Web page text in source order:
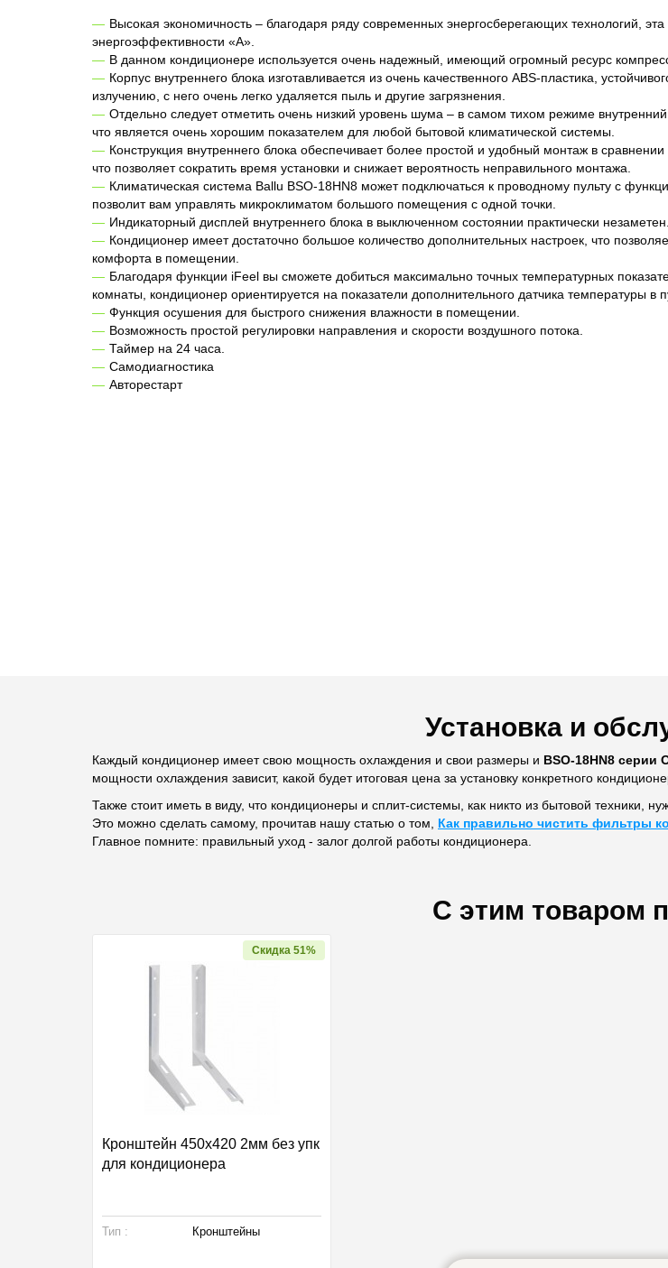
Высокая экономичность – благодаря ряду современных энергосберегающих технологий,
энергоэффективности «А».
В данном кондиционере используется очень надежный, имеющий огромный ресурс
Корпус внутреннего блока изготавливается из очень качественного ABS-пластика,
излучению, с него очень легко удаляется пыль и другие загрязнения.
Отдельно следует отметить очень низкий уровень шума – в самом тихом режиме внутренний
что является очень хорошим показателем для любой бытовой климатической системы.
Конструкция внутреннего блока обеспечивает более простой и удобный монтаж в
что позволяет сократить время установки и снижает вероятность неправильного монтажа.
Климатическая система Ballu BSO-18HN8 может подключаться к проводному пульту с
позволит вам управлять микроклиматом большого помещения с одной точки.
Индикаторный дисплей внутреннего блока в выключенном состоянии практически незаметен.
Кондиционер имеет достаточно большое количество дополнительных настроек, что
комфорта в помещении.
Благодаря функции iFeel вы сможете добиться максимально точных температурных
комнаты, кондиционер ориентируется на показатели дополнительного датчика температуры в
Функция осушения для быстрого снижения влажности в помещении.
Возможность простой регулировки направления и скорости воздушного потока.
Таймер на 24 часа.
Самодиагностика
Авторестарт
Установка и
Каждый кондиционер имеет свою мощность охлаждения и свои размеры и BSO-18HN8 серии
мощности охлаждения зависит, какой будет итоговая цена за установку конкретного
Также стоит иметь в виду, что кондиционеры и сплит-системы, как никто из бытовой техники,
Это можно сделать самому, прочитав нашу статью о том, Как правильно чистить фильтры
Главное помните: правильный уход - залог долгой работы кондиционера.
С этим товаром
Скидка 51%
Кронштейн 450х420 2мм без упк
для кондиционера
Тип : Кронштейны